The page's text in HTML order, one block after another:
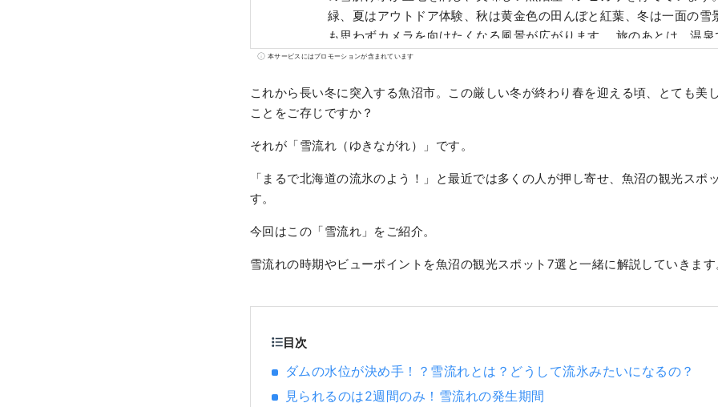
緑、夏はアウトドア体験、秋は黄金色の田んぼと紅葉、冬は一面の雪
も思わずカメラを向けたくなる風景が広がります。 旅のあとは、温泉でほっとひと
息。炊きたてのコシヒカリや山菜料理など、雪国ならではの味が心を
感じる旅をしてみませんか？
本サービスにはプロモーションが含まれています
これから長い冬に突入する魚沼市。この厳しい冬が終わり春を迎える頃、とても美
ことをご存じですか？
それが「雪流れ（ゆきながれ）」です。
「まるで北海道の流氷のよう！」と最近では多くの人が押し寄せ、魚沼の観光スポ
す。
今回はこの「雪流れ」をご紹介。
雪流れの時期やビューポイントを魚沼の観光スポット7選と一緒に解説していきます
目次
ダムの水位が決め手！？雪流れとは？どうして流氷みたいになるの？
見られるのは2週間のみ！雪流れの発生期間